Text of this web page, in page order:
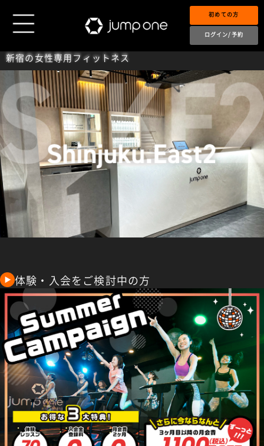
初めての方
ログイン/予約
新宿の女性専用フィットネス
体験・入会をご検討中の方